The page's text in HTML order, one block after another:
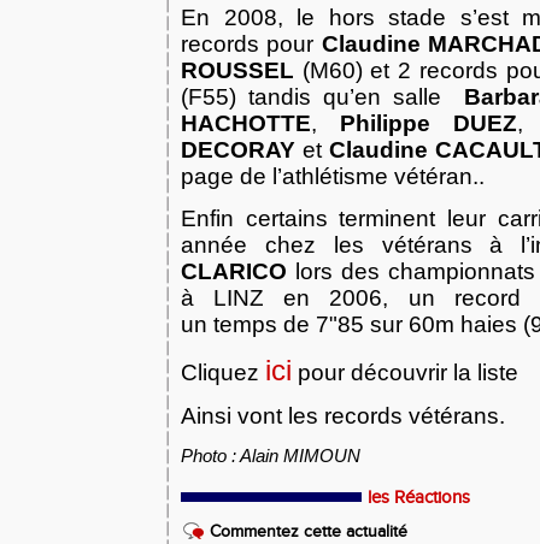
En 2008, le hors stade s’est
records pour Claudine
ROUSSEL (M60) et 2 records
(F55) tandis qu’en salle
HACHOTTE, Philippe DUEZ
DECORAY et Claudine
page de l’athlétisme vétéran..
Enfin certains terminent leur
année chez les vétérans à
CLARICO lors des
à LINZ en 2006, un record
un temps de 7"85 sur 60m haies
Cliquez ici pour découvrir la liste
Ainsi vont les records vétérans.
Photo : Alain MIMOUN
les Réactions
Commentez cette actualité